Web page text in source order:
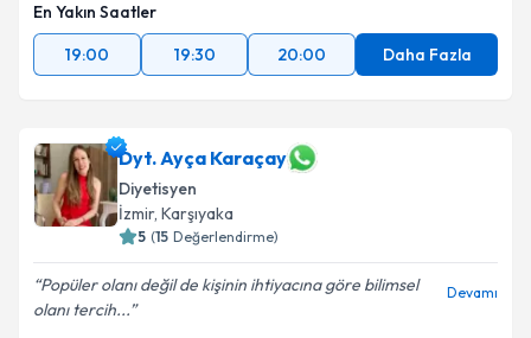
En Yakın Saatler
19:00
19:30 20:00 Daha Fazla
Dyt. Ayça Karaçay
Diyetisyen
İzmir, Karşıyaka
5 (15 Değerlendirme)
Popüler olanı değil de kişinin ihtiyacına göre bilimsel
olanı tercih...
Devamı